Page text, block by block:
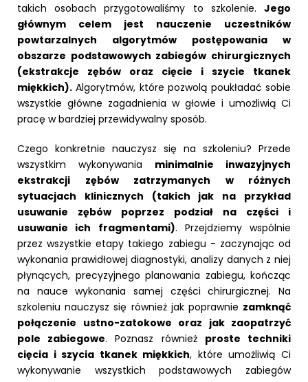
takich osobach przygotowaliśmy to szkolenie. Jego
głównym celem jest nauczenie uczestników
powtarzalnych algorytmów postępowania w
obszarze podstawowych zabiegów chirurgicznych
(ekstrakcje zębów oraz cięcie i szycie tkanek
miękkich). Algorytmów, które pozwolą poukładać sobie
wszystkie główne zagadnienia w głowie i umożliwią Ci
pracę w bardziej przewidywalny sposób.
Czego konkretnie nauczysz się na szkoleniu? Przede
wszystkim wykonywania minimalnie inwazyjnych
ekstrakcji zębów zatrzymanych w różnych
sytuacjach klinicznych (takich jak na przykład
usuwanie zębów poprzez podział na części i
usuwanie ich fragmentami). Przejdziemy wspólnie
przez wszystkie etapy takiego zabiegu - zaczynając od
wykonania prawidłowej diagnostyki, analizy danych z niej
płynących, precyzyjnego planowania zabiegu, kończąc
na nauce wykonania samej części chirurgicznej. Na
szkoleniu nauczysz się również jak poprawnie zamknąć
połączenie ustno-zatokowe oraz jak zaopatrzyć
pole zabiegowe. Poznasz również proste techniki
cięcia i szycia tkanek miękkich, które umożliwią Ci
wykonywanie wszystkich podstawowych zabiegów